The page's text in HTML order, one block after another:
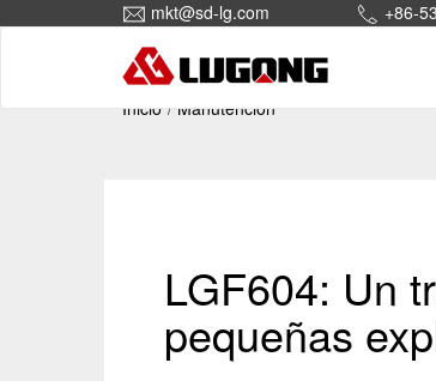
mkt@sd-lg.com +86-
Inicio
Manutención
LGF604: Un
pequeñas